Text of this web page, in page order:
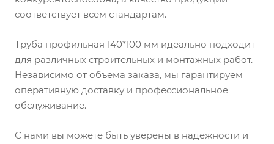
соответствует всем стандартам.
Труба профильная 140*100 мм идеально подходит
для различных строительных и монтажных работ.
Независимо от объема заказа, мы гарантируем
оперативную доставку и профессиональное
обслуживание.
С нами вы можете быть уверены в надежности и